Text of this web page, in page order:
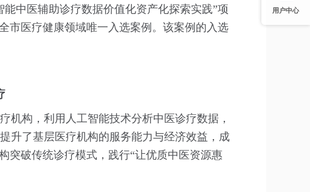
中医辅助诊疗数据价值化资产化探索实践”项
市医疗健康领域唯一入选案例。该案例的入选
机构，利用人工智能技术分析中医诊疗数据，
升了基层医疗机构的服务能力与经济效益，成
突破传统诊疗模式，践行“让优质中医资源惠
用户中心